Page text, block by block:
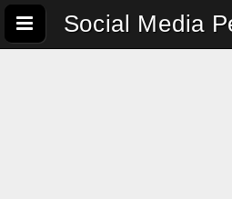
Social Media